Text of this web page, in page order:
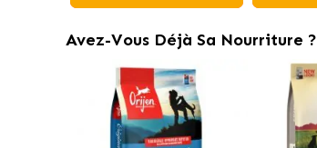
Avez-Vous Déjà Sa Nourriture ?